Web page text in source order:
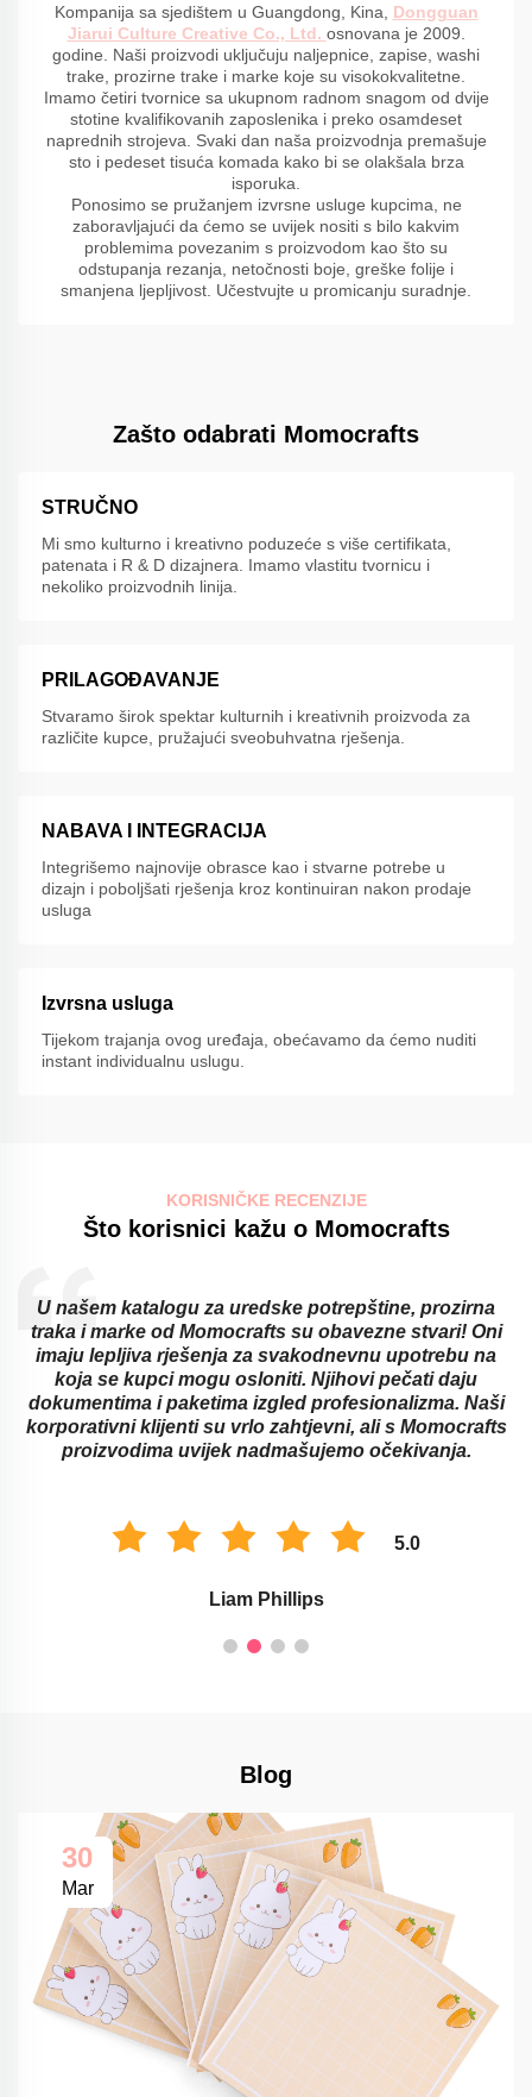
Kompanija sa sjedištem u Guangdong, Kina, Dongguan
Jiarui Culture Creative Co., Ltd. osnovana je 2009.
godine. Naši proizvodi uključuju naljepnice, zapise, washi
trake, prozirne trake i marke koje su visokokvalitetne.
Imamo četiri tvornice sa ukupnom radnom snagom od dvije
stotine kvalifikovanih zaposlenika i preko osamdeset
naprednih strojeva. Svaki dan naša proizvodnja premašuje
sto i pedeset tisuća komada kako bi se olakšala brza
isporuka.
Ponosimo se pružanjem izvrsne usluge kupcima, ne
zaboravljajući da ćemo se uvijek nositi s bilo kakvim
problemima povezanim s proizvodom kao što su
odstupanja rezanja, netočnosti boje, greške folije i
smanjena ljepljivost. Učestvujte u promicanju suradnje.
Zašto odabrati Momocrafts
STRUČNO
Mi smo kulturno i kreativno poduzeće s više certifikata,
patenata i R & D dizajnera. Imamo vlastitu tvornicu i
nekoliko proizvodnih linija.
PRILAGOĐAVANJE
Stvaramo širok spektar kulturnih i kreativnih proizvoda za
različite kupce, pružajući sveobuhvatna rješenja.
NABAVA I INTEGRACIJA
Integrišemo najnovije obrasce kao i stvarne potrebe u
dizajn i poboljšati rješenja kroz kontinuiran nakon prodaje
usluga
Izvrsna usluga
Tijekom trajanja ovog uređaja, obećavamo da ćemo nuditi
instant individualnu uslugu.
KORISNIČKE RECENZIJE
Što korisnici kažu o Momocrafts
U našem katalogu za uredske potrepštine, prozirna
traka i marke od Momocrafts su obavezne stvari! Oni
imaju lepljiva rješenja za svakodnevnu upotrebu na
koja se kupci mogu osloniti. Njihovi pečati daju
dokumentima i paketima izgled profesionalizma. Naši
korporativni klijenti su vrlo zahtjevni, ali s Momocrafts
proizvodima uvijek nadmašujemo očekivanja.
5.0
Liam Phillips
Blog
30
Mar